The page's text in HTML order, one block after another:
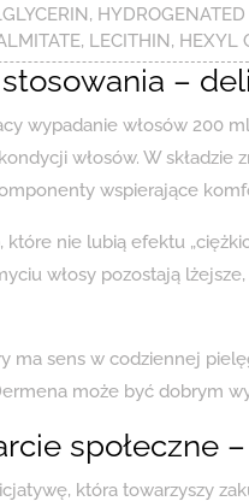
LECITHIN,
–
wypadanie włosów 200
włosów. W składzie
wspierające
nie lubią efektu
włosy pozostają
ma sens w codziennej
może być dobrym
społeczne
która towarzyszy